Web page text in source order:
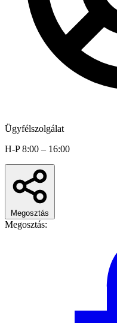
Ügyfélszolgálat
H-P 8:00 – 16:00
Megosztás
Megosztás: